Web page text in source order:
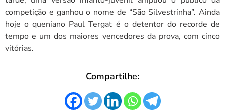
competição e ganhou o nome de “São Silvestrinha”. Ainda
hoje o queniano Paul Tergat é o detentor do recorde de
tempo e um dos maiores vencedores da prova, com cinco
vitórias.
Compartilhe: